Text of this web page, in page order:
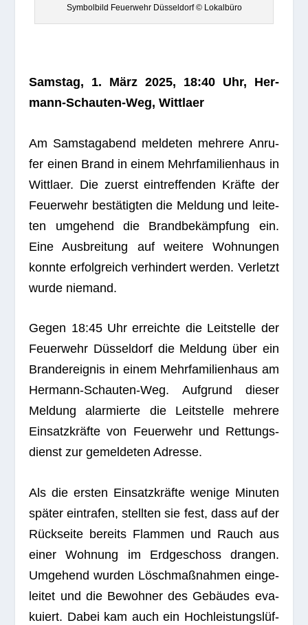
Sym­bol­bild Feu­er­wehr Düs­sel­dorf © Lokalbüro
Sams­tag, 1. März 2025, 18:40 Uhr, Her­
mann-Schau­ten-Weg, Wittlaer
Am Sams­tag­abend mel­de­ten meh­rere Anru­
fer einen Brand in einem Mehr­fa­mi­li­en­haus in
Witt­laer. Die zuerst ein­tref­fen­den Kräfte der
Feu­er­wehr bestä­tig­ten die Mel­dung und lei­te­
ten umge­hend die Brand­be­kämp­fung ein.
Eine Aus­brei­tung auf wei­tere Woh­nun­gen
konnte erfolg­reich ver­hin­dert wer­den. Ver­letzt
wurde niemand.
Gegen 18:45 Uhr erreichte die Leit­stelle der
Feu­er­wehr Düs­sel­dorf die Mel­dung über ein
Brand­er­eig­nis in einem Mehr­fa­mi­li­en­haus am
Her­mann-Schau­ten-Weg. Auf­grund die­ser
Mel­dung alar­mierte die Leit­stelle meh­rere
Ein­satz­kräfte von Feu­er­wehr und Ret­tungs­
dienst zur gemel­de­ten Adresse.
Als die ers­ten Ein­satz­kräfte wenige Minu­ten
spä­ter ein­tra­fen, stell­ten sie fest, dass auf der
Rück­seite bereits Flam­men und Rauch aus
einer Woh­nung im Erd­ge­schoss dran­gen.
Umge­hend wur­den Lösch­maß­nah­men ein­ge­
lei­tet und die Bewoh­ner des Gebäu­des eva­
ku­iert. Dabei kam auch ein Hoch­leis­tungs­lüf­